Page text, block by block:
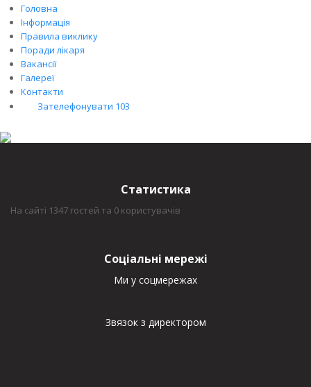
Головна
Інформація
Правила виклику
Поради лікаря
Вакансії
Галереї
Контакти
Зателефонувати 103
Статистика
На сайті 1347 гостей та 0 користувачів
Соціальні мережі
Ми у соцмережах
Звязок з директором